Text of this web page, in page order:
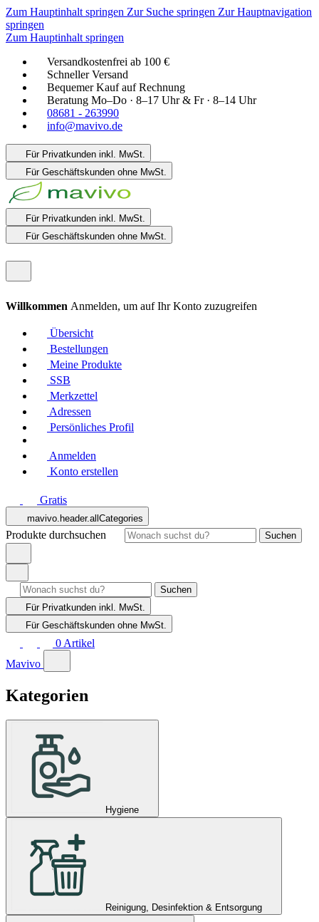
Zum Hauptinhalt springen Zur Suche springen Zur Hauptnavigation
springen
Zum Hauptinhalt springen
Versandkostenfrei ab 100 €
Schneller Versand
Bequemer Kauf auf Rechnung
Beratung Mo–Do · 8–17 Uhr & Fr · 8–14 Uhr
08681 - 263990
info@mavivo.de
Für Privatkunden inkl. MwSt.
Für Geschäftskunden ohne MwSt.
Für Privatkunden inkl. MwSt.
Für Geschäftskunden ohne MwSt.
Willkommen Anmelden, um auf Ihr Konto zuzugreifen
Übersicht
Bestellungen
Meine Produkte
SSB
Merkzettel
Adressen
Persönliches Profil
Anmelden
Konto erstellen
Gratis
mavivo.header.allCategories
Produkte durchsuchen Suchen
Suchen
Für Privatkunden inkl. MwSt.
Für Geschäftskunden ohne MwSt.
0 Artikel
Mavivo
Kategorien
Hygiene
Reinigung, Desinfektion & Entsorgung